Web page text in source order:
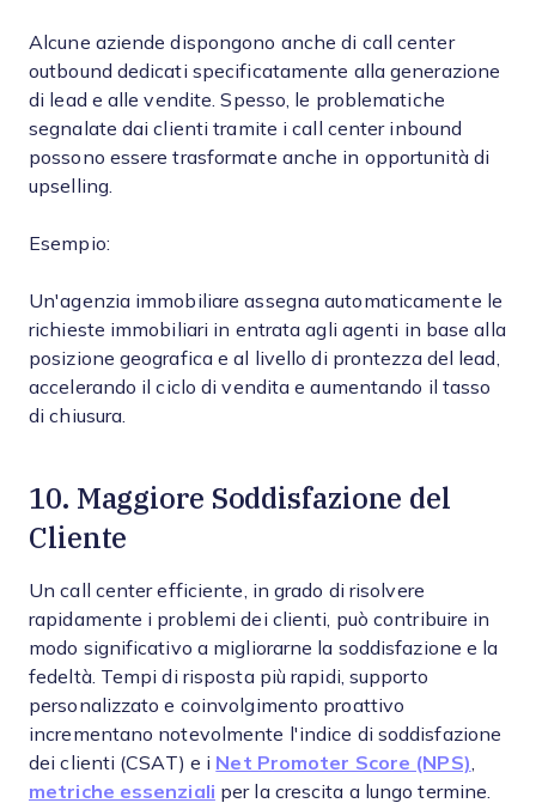
Alcune aziende dispongono anche di call center
outbound dedicati specificatamente alla generazione
di lead e alle vendite. Spesso, le problematiche
segnalate dai clienti tramite i call center inbound
possono essere trasformate anche in opportunità di
upselling.
Esempio:
Un'agenzia immobiliare assegna automaticamente le
richieste immobiliari in entrata agli agenti in base alla
posizione geografica e al livello di prontezza del lead,
accelerando il ciclo di vendita e aumentando il tasso
di chiusura.
10. Maggiore Soddisfazione del
Cliente
Un call center efficiente, in grado di risolvere
rapidamente i problemi dei clienti, può contribuire in
modo significativo a migliorarne la soddisfazione e la
fedeltà. Tempi di risposta più rapidi, supporto
personalizzato e coinvolgimento proattivo
incrementano notevolmente l'indice di soddisfazione
dei clienti (CSAT) e i Net Promoter Score (NPS)
metriche essenziali per la crescita a lungo termine.